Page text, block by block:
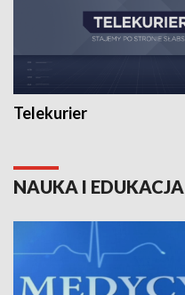
Telekurier
NAUKA I EDUKACJA